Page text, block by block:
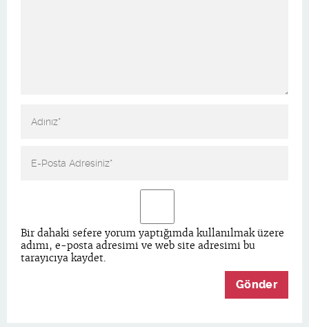
Bir dahaki sefere yorum yaptığımda kullanılmak üzere
adımı, e-posta adresimi ve web site adresimi bu
tarayıcıya kaydet.